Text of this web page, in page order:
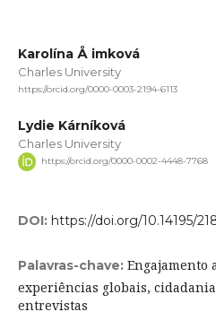
Karolína Å imková
Charles University
https://orcid.org/0000-0003-2194-6113
Lydie Kárníková
Charles University
https://orcid.org/0000-0002-4448-7768
DOI: https://doi.org/10.14195/
Palavras-chave: Engajamento
experiências globais,
entrevistas